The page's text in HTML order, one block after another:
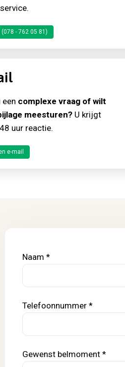
(078 - 762 05 81)
een complexe vraag of wilt
meesturen? U krijgt
uur reactie.
e-mail
Naam *
Telefoonnummer *
Gewenst belmoment *